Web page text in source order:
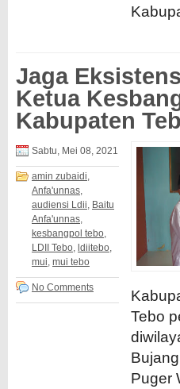
Jaga
Ketua
Kabupaten
Sabtu, Mei 08, 2021
amin zubaidi
Anfa'unnas
audiensi Ldii Baitu
Anfa'unnas
kesbangpol tebo
LDII Tebo ldiitebo
mui mui tebo
No Comments
Tebo
Puger